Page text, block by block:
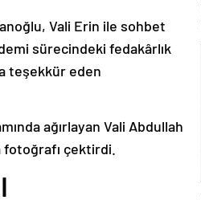
Vali Erin ile sohbet
sürecindeki fedakârlık
teşekkür eden
ağırlayan Vali Abdullah
çektirdi.